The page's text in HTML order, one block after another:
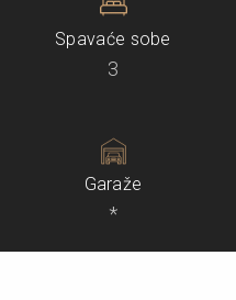
Spavaće sobe
3
Garaže
*